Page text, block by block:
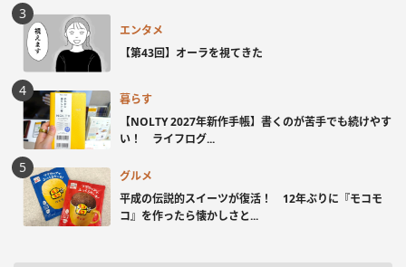
エンタメ
【第43回】オーラを視てきた
暮らす
【NOLTY 2027年新作手帳】書くのが苦手でも続けやす
い！ ライフログ...
グルメ
平成の伝説的スイーツが復活！ 12年ぶりに『モコモ
コ』を作ったら懐かしさと...